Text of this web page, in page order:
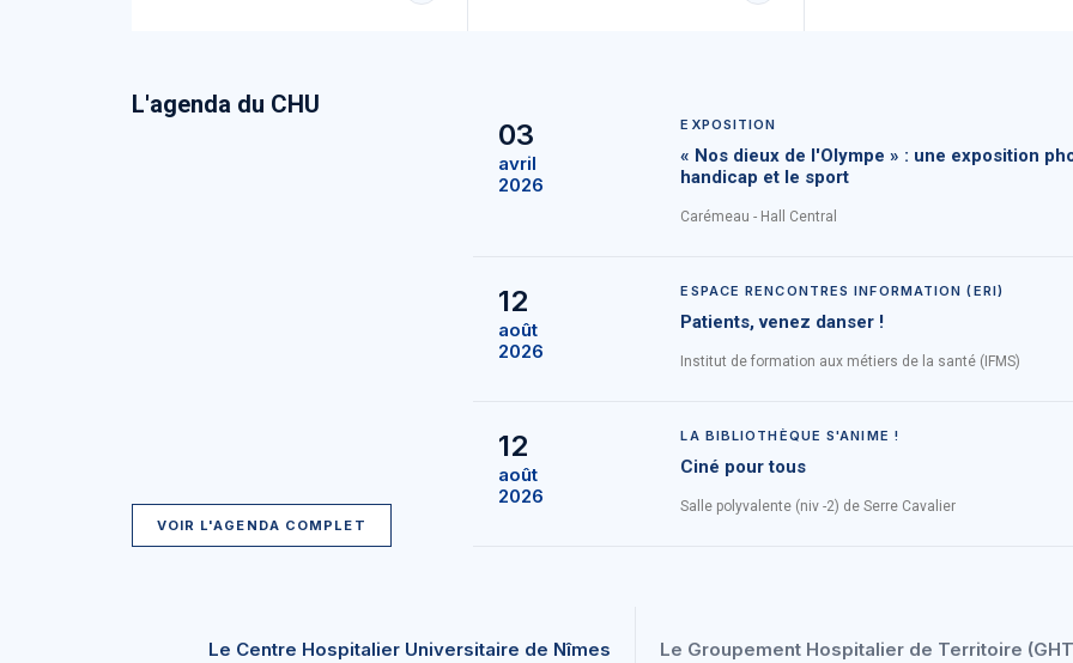
L'agenda du CHU
VOIR L'AGENDA COMPLET
03
avril
2026
EXPOSITION
« Nos dieux de l'Olympe » : une exposition
handicap et le sport
Carémeau - Hall Central
12
août
2026
ESPACE RENCONTRES INFORMATION (ERI)
Patients, venez danser !
Institut de formation aux métiers de la santé (IFMS)
12
août
2026
LA BIBLIOTHÈQUE S'ANIME !
Ciné pour tous
Salle polyvalente (niv -2) de Serre Cavalier
Le Centre Hospitalier Universitaire de Nîmes Le Groupement Hospitalier de Territoire